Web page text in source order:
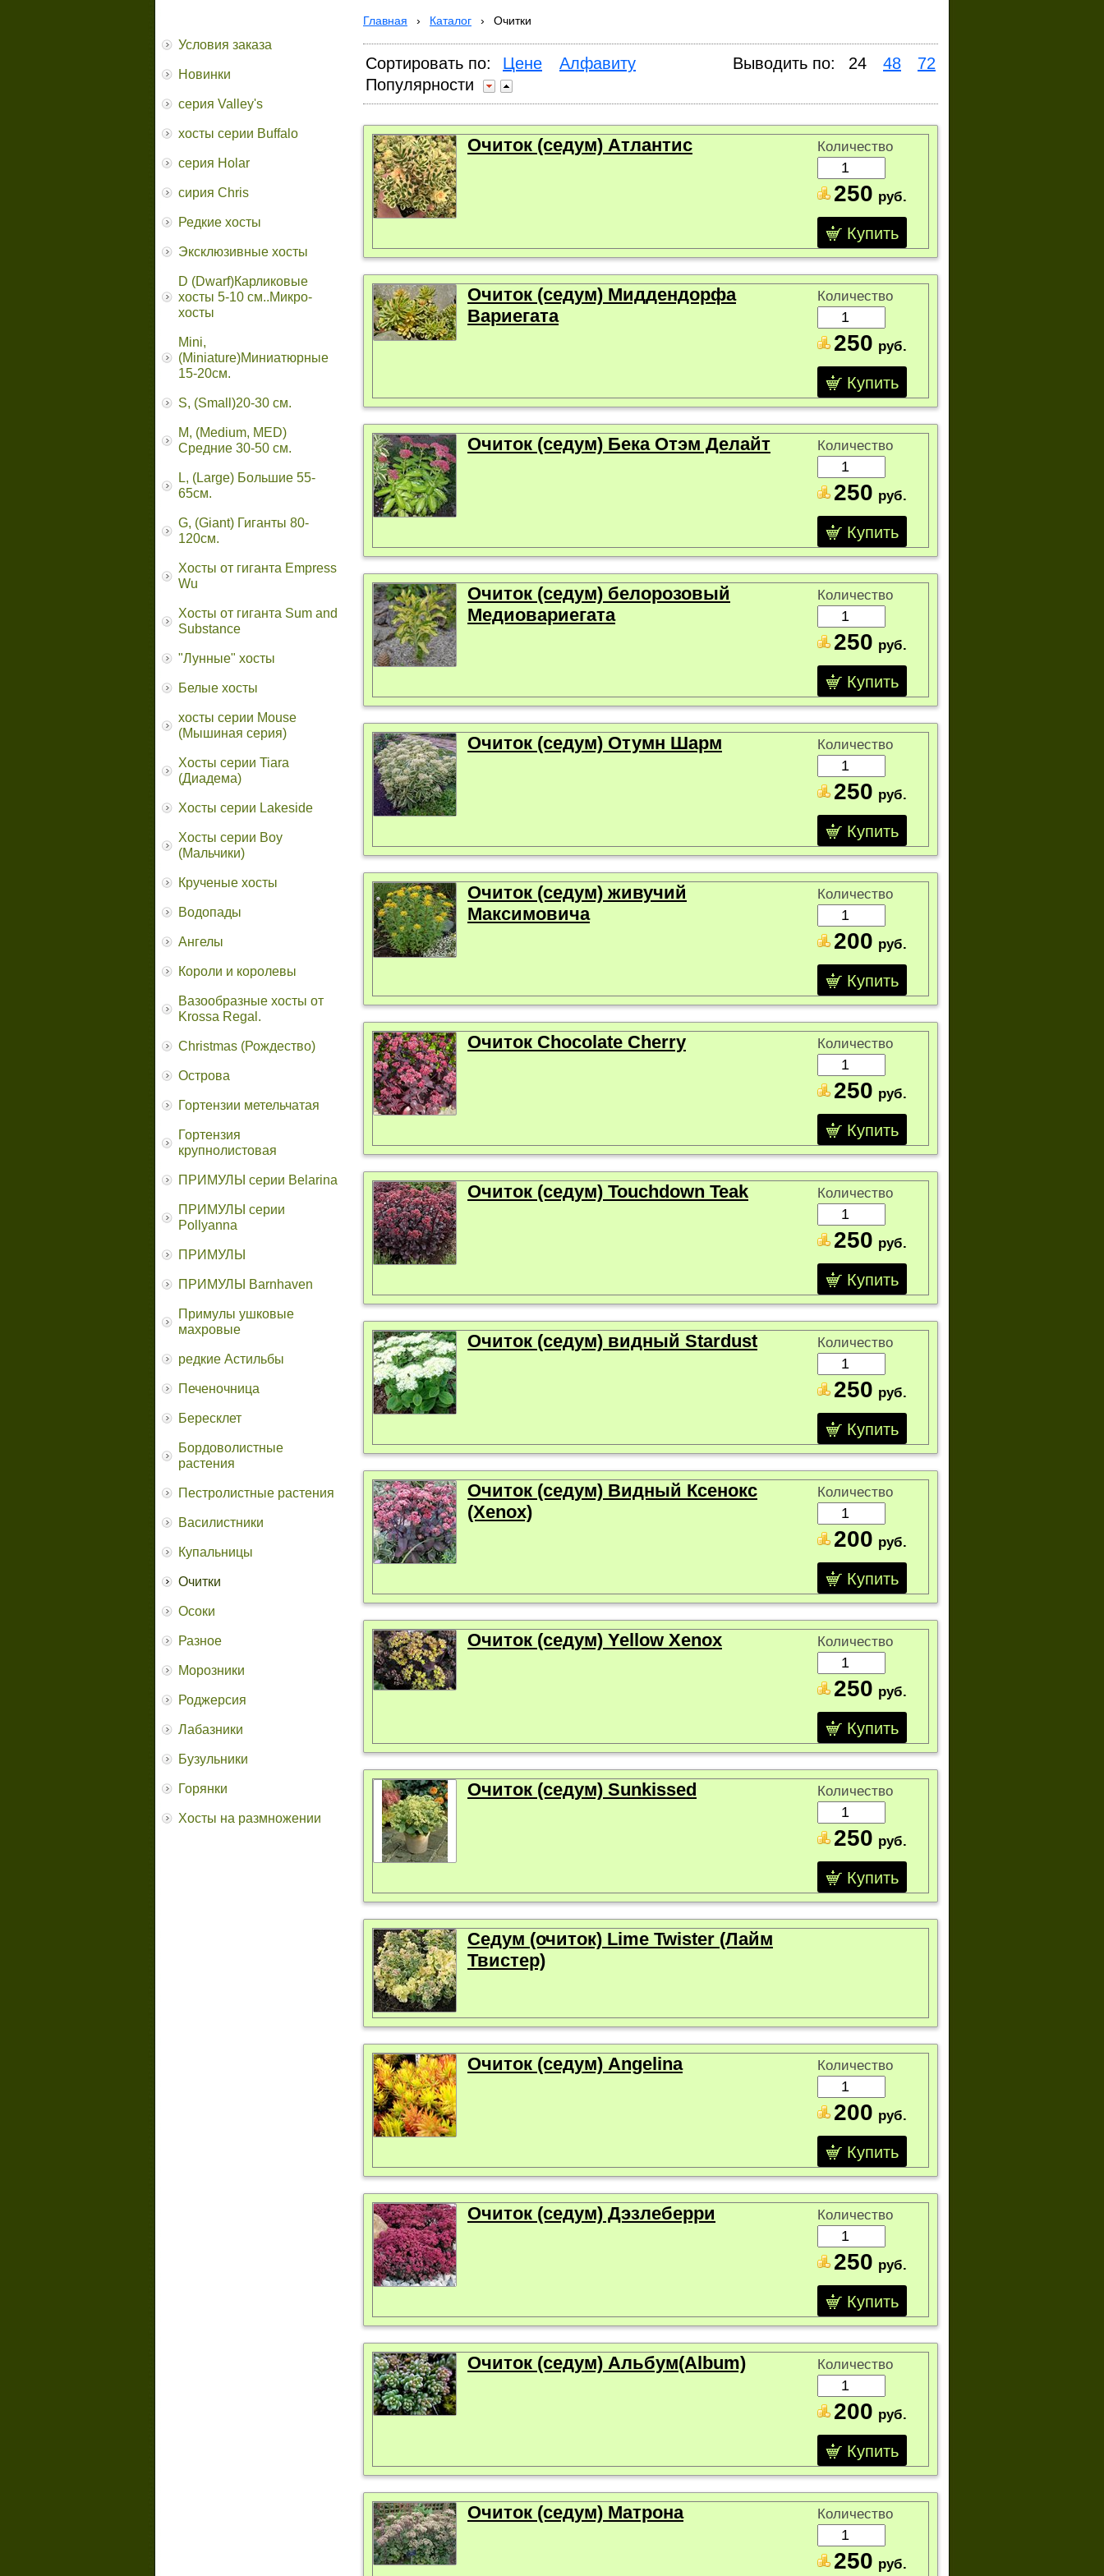
Условия заказа
Новинки
серия Valley's
хосты серии Buffalo
серия Holar
сирия Chris
Редкие хосты
Эксклюзивные хосты
D (Dwarf)Карликовые
хосты 5-10 см..Микро-
хосты
Mini,
(Miniature)Миниатюрные
15-20см.
S, (Small)20-30 см.
M, (Medium, MED)
Средние 30-50 см.
L, (Large) Большие 55-
65cм.
G, (Giant) Гиганты 80-
120см.
Хосты от гиганта Empress
Wu
Хосты от гиганта Sum and
Substance
"Лунные" хосты
Белые хосты
хосты серии Mouse
(Мышиная серия)
Хосты серии Tiara
(Диадема)
Хосты серии Lakeside
Хосты серии Boy
(Мальчики)
Крученые хосты
Водопады
Ангелы
Короли и королевы
Вазообразные хосты от
Krossa Regal.
Christmas (Рождество)
Острова
Гортензии метельчатая
Гортензия
крупнолистовая
ПРИМУЛЫ серии Belarina
ПРИМУЛЫ серии
Pollyanna
ПРИМУЛЫ
ПРИМУЛЫ Barnhaven
Примулы ушковые
махровые
редкие Астильбы
Печеночница
Бересклет
Бордоволистные
растения
Пестролистные растения
Василистники
Купальницы
Очитки
Осоки
Разное
Морозники
Роджерсия
Лабазники
Бузульники
Горянки
Хосты на размножении
Главная › Каталог › Очитки
Выводить по: 24 48 72
Сортировать по: Цене
Алфавиту
Популярности
Очиток (седум) Атлантис Количество
250 руб.
Купить
Очиток (седум) Миддендорфа
Вариегата
Количество
250 руб.
Купить
Очиток (седум) Бека Отэм Делайт Количество
250 руб.
Купить
Очиток (седум) белорозовый
Медиовариегата
Количество
250 руб.
Купить
Очиток (седум) Отумн Шарм Количество
250 руб.
Купить
Очиток (седум) живучий
Максимовича
Количество
200 руб.
Купить
Очиток Chocolate Cherry Количество
250 руб.
Купить
Очиток (седум) Touchdown Teak Количество
250 руб.
Купить
Очиток (седум) видный Stardust Количество
250 руб.
Купить
Очиток (седум) Видный Ксенокс
(Xenox)
Количество
200 руб.
Купить
Очиток (седум) Yellow Xenox Количество
250 руб.
Купить
Очиток (седум) Sunkissed Количество
250 руб.
Купить
Седум (очиток) Lime Twister (Лайм
Твистер)
Очиток (седум) Angelina Количество
200 руб.
Купить
Очиток (седум) Дэзлеберри Количество
250 руб.
Купить
Очиток (седум) Альбум(Аlbum) Количество
200 руб.
Купить
Очиток (седум) Матрона Количество
250 руб.